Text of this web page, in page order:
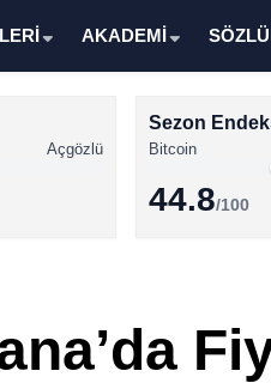
AKADEMİ
Açgözlü
Sezon
Bitcoin
44.8/100